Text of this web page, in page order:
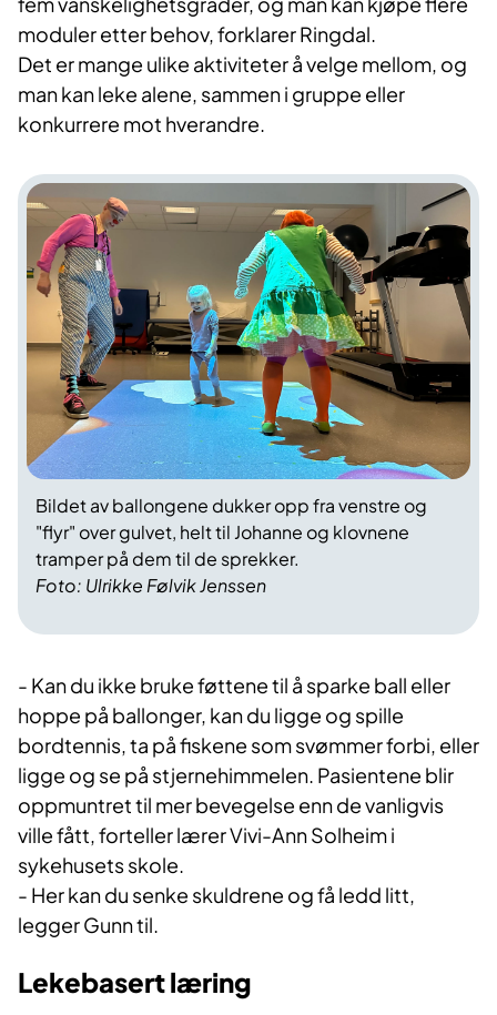
moduler etter behov, forklarer Ringdal.
Det er mange ulike aktiviteter å velge mellom, og
man kan leke alene, sammen i gruppe eller
konkurrere mot hverandre.
Foto: Ulrikke Følvik Jenssen
Bildet av ballongene dukker opp fra venstre og
"flyr" over gulvet, helt til Johanne og klovnene
tramper på dem til de sprekker.
- Kan du ikke bruke føttene til å sparke ball eller
hoppe på ballonger, kan du ligge og spille
bordtennis, ta på fiskene som svømmer forbi, eller
ligge og se på stjernehimmelen. Pasientene blir
oppmuntret til mer bevegelse enn de vanligvis
ville fått, forteller lærer Vivi-Ann Solheim i
sykehusets skole.
- Her kan du senke skuldrene og få ledd litt,
legger Gunn til.
Lekebasert læring